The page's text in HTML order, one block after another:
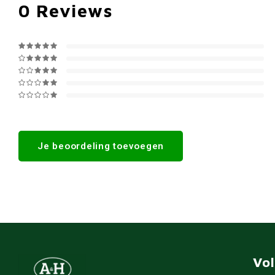
0 Reviews
Je beoordeling toevoegen